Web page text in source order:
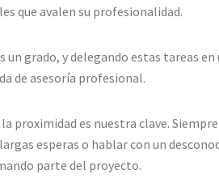
que avalen su profesionalidad.
un grado, y delegando estas tareas
de asesoría profesional.
la proximidad es nuestra clave.
esperas o hablar con un
parte del proyecto.